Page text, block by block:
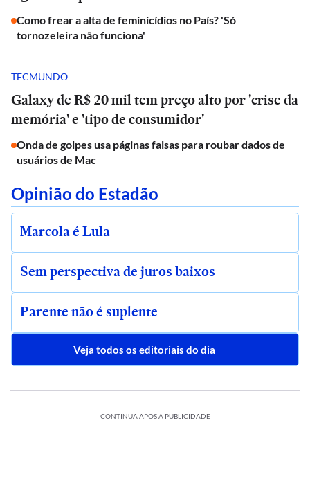
Como frear a alta de feminicídios no País? 'Só
tornozeleira não funciona'
TECMUNDO
Galaxy de R$ 20 mil tem preço alto por 'crise da
memória' e 'tipo de consumidor'
Onda de golpes usa páginas falsas para roubar dados de
usuários de Mac
Opinião do Estadão
Marcola é Lula
Sem perspectiva de juros baixos
Parente não é suplente
Veja todos os editoriais do dia
CONTINUA APÓS A PUBLICIDADE